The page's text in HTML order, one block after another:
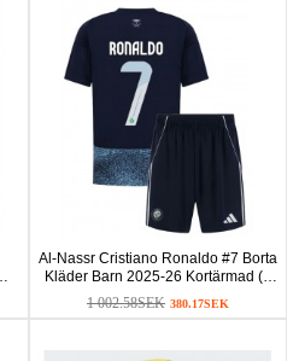
Al-Nassr Cristiano Ronaldo #7 Borta
Kläder Barn 2025-26 Kortärmad (+
Korta byxor)
1 002.58SEK 380.17SEK